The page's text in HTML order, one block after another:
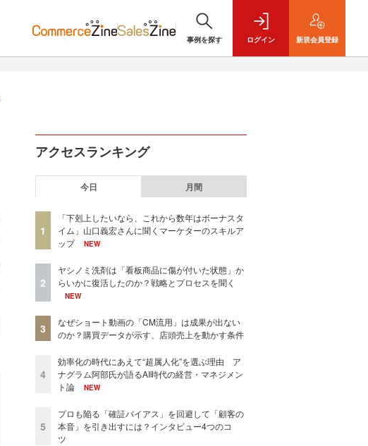
事例を探す ログイン 新規会員登録
アクセスランキング
今日 月間
1
「下剋上したいなら、これから数年はボーナスタ
イム」山口義宏さんに聞くマーケターのスキルア
ップ
NEW
2
ヤシノミ洗剤は「看板商品に傷が付いた状態」か
らいかに復活したのか？戦略とプロセスを聞く
NEW
3
なぜショート動画の「CM流用」は成果が出ない
のか？購買データが示す、店頭売上を動かす条件
4
効率化の時代にあえて“超属人化”を選ぶ理由 ア
ナグラム阿部氏が語るAI時代の経営・マネジメン
ト論
NEW
5
プロも陥る「確証バイアス」を回避して「顧客の
本音」を引き出すには？インタビュー4つのコ
ツ